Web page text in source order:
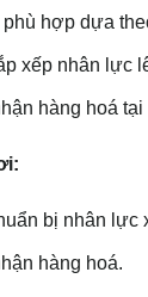
hợp dựa
xếp nhân lực
hàng hoá
bị nhân lực
hàng hoá.